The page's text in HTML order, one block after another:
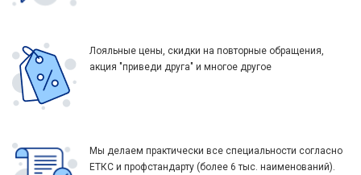
Лояльные цены, скидки на повторные обращения,
акция "приведи друга" и многое другое
Мы делаем практически все специальности согласно
ЕТКС и профстандарту (более 6 тыс. наименований).